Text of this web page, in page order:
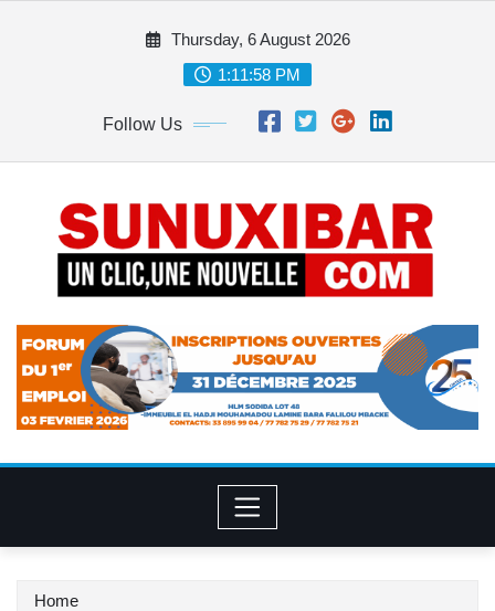
Thursday, 6 August 2026
1:11:59 PM
Follow Us
Home